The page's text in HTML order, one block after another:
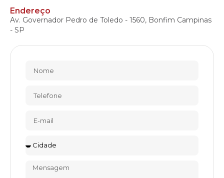
Endereço
Av. Governador Pedro de Toledo - 1560, Bonfim Campinas
- SP